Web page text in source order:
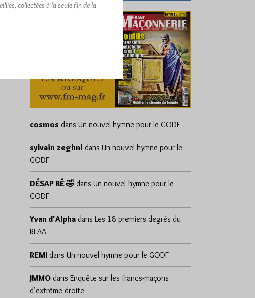
cosmos dans Un nouvel hymne pour le GODF
sylvain zeghni dans Un nouvel hymne pour le
GODF
DÉSAP RÊ 🤣 dans Un nouvel hymne pour le
GODF
Yvan d'Alpha dans Les 18 premiers degrés du
REAA
REMI dans Un nouvel hymne pour le GODF
JMMO dans Enquête sur les francs-maçons
d’extrême droite
collectées à la seule fin de la